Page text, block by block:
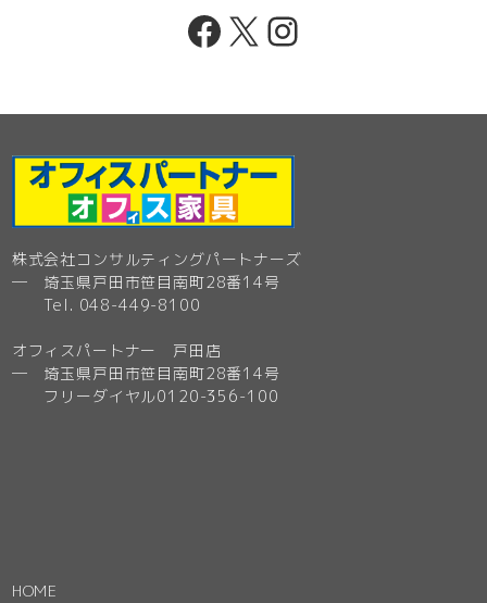
Facebook
X Instagram
株式会社コンサルティングパートナーズ
─ 埼玉県戸田市笹目南町28番14号
Tel. 048-449-8100
オフィスパートナー 戸田店
─ 埼玉県戸田市笹目南町28番14号
フリーダイヤル0120-356-100
HOME